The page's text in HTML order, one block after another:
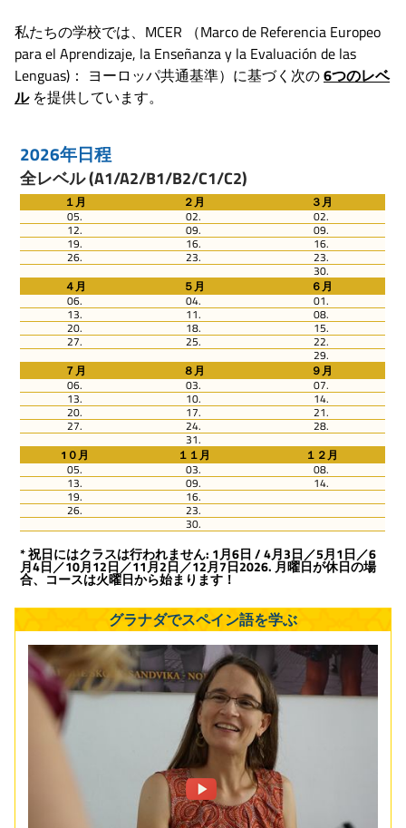
私たちの学校では、MCER （Marco de Referencia Europeo
para el Aprendizaje, la Enseñanza y la Evaluación de las
Lenguas)： ヨーロッパ共通基準）に基づく次の6つのレベ
ルを提供しています。
2026年日程
全レベル (A1/A2/B1/B2/C1/C2)
１月 ２月
３月
05.
02. 02.
12. 09. 09.
19. 16. 16.
26. 23. 23.
30.
４月
５月
６月
06.
04. 01.
13. 11. 08.
20. 18. 15.
27. 25. 22.
29.
７月
８月
９月
06.
03. 07.
13. 10. 14.
20. 17. 21.
27. 24. 28.
31.
1０月
１１月
１２月
05.
03. 08.
13. 09. 14.
19. 16.
26. 23.
30.
* 祝日にはクラスは行われません: 1月6日 / 4月3日／5月1日／6
月4日／10月12日／11月2日／12月7日2026. 月曜日が休日の場
合、コースは火曜日から始まります！
グラナダでスペイン語を学ぶ